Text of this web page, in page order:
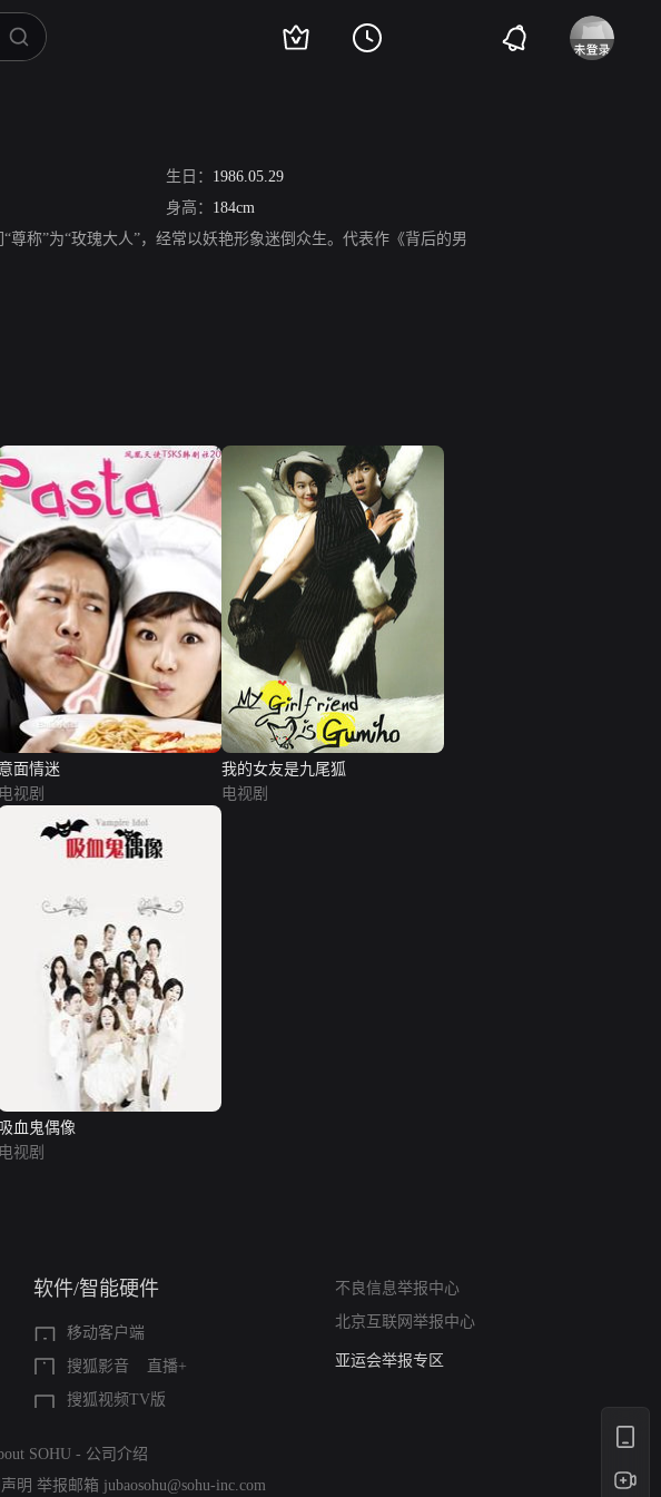
生日： 1986.05.29
身高： 184cm
称”为“玫瑰大人”，经常以妖艳形象迷倒众生。代表作《背后的男
意面情迷
电视剧
我的女友是九尾狐
电视剧
吸血鬼偶像
电视剧
软件/智能硬件
移动客户端
搜狐影音
直播+
搜狐视频TV版
不良信息举报中心
北京互联网举报中心
算法推荐专项举报
亚运会举报专区
SOHU - 公司介绍
明 举报邮箱 jubaosohu@sohu-inc.com